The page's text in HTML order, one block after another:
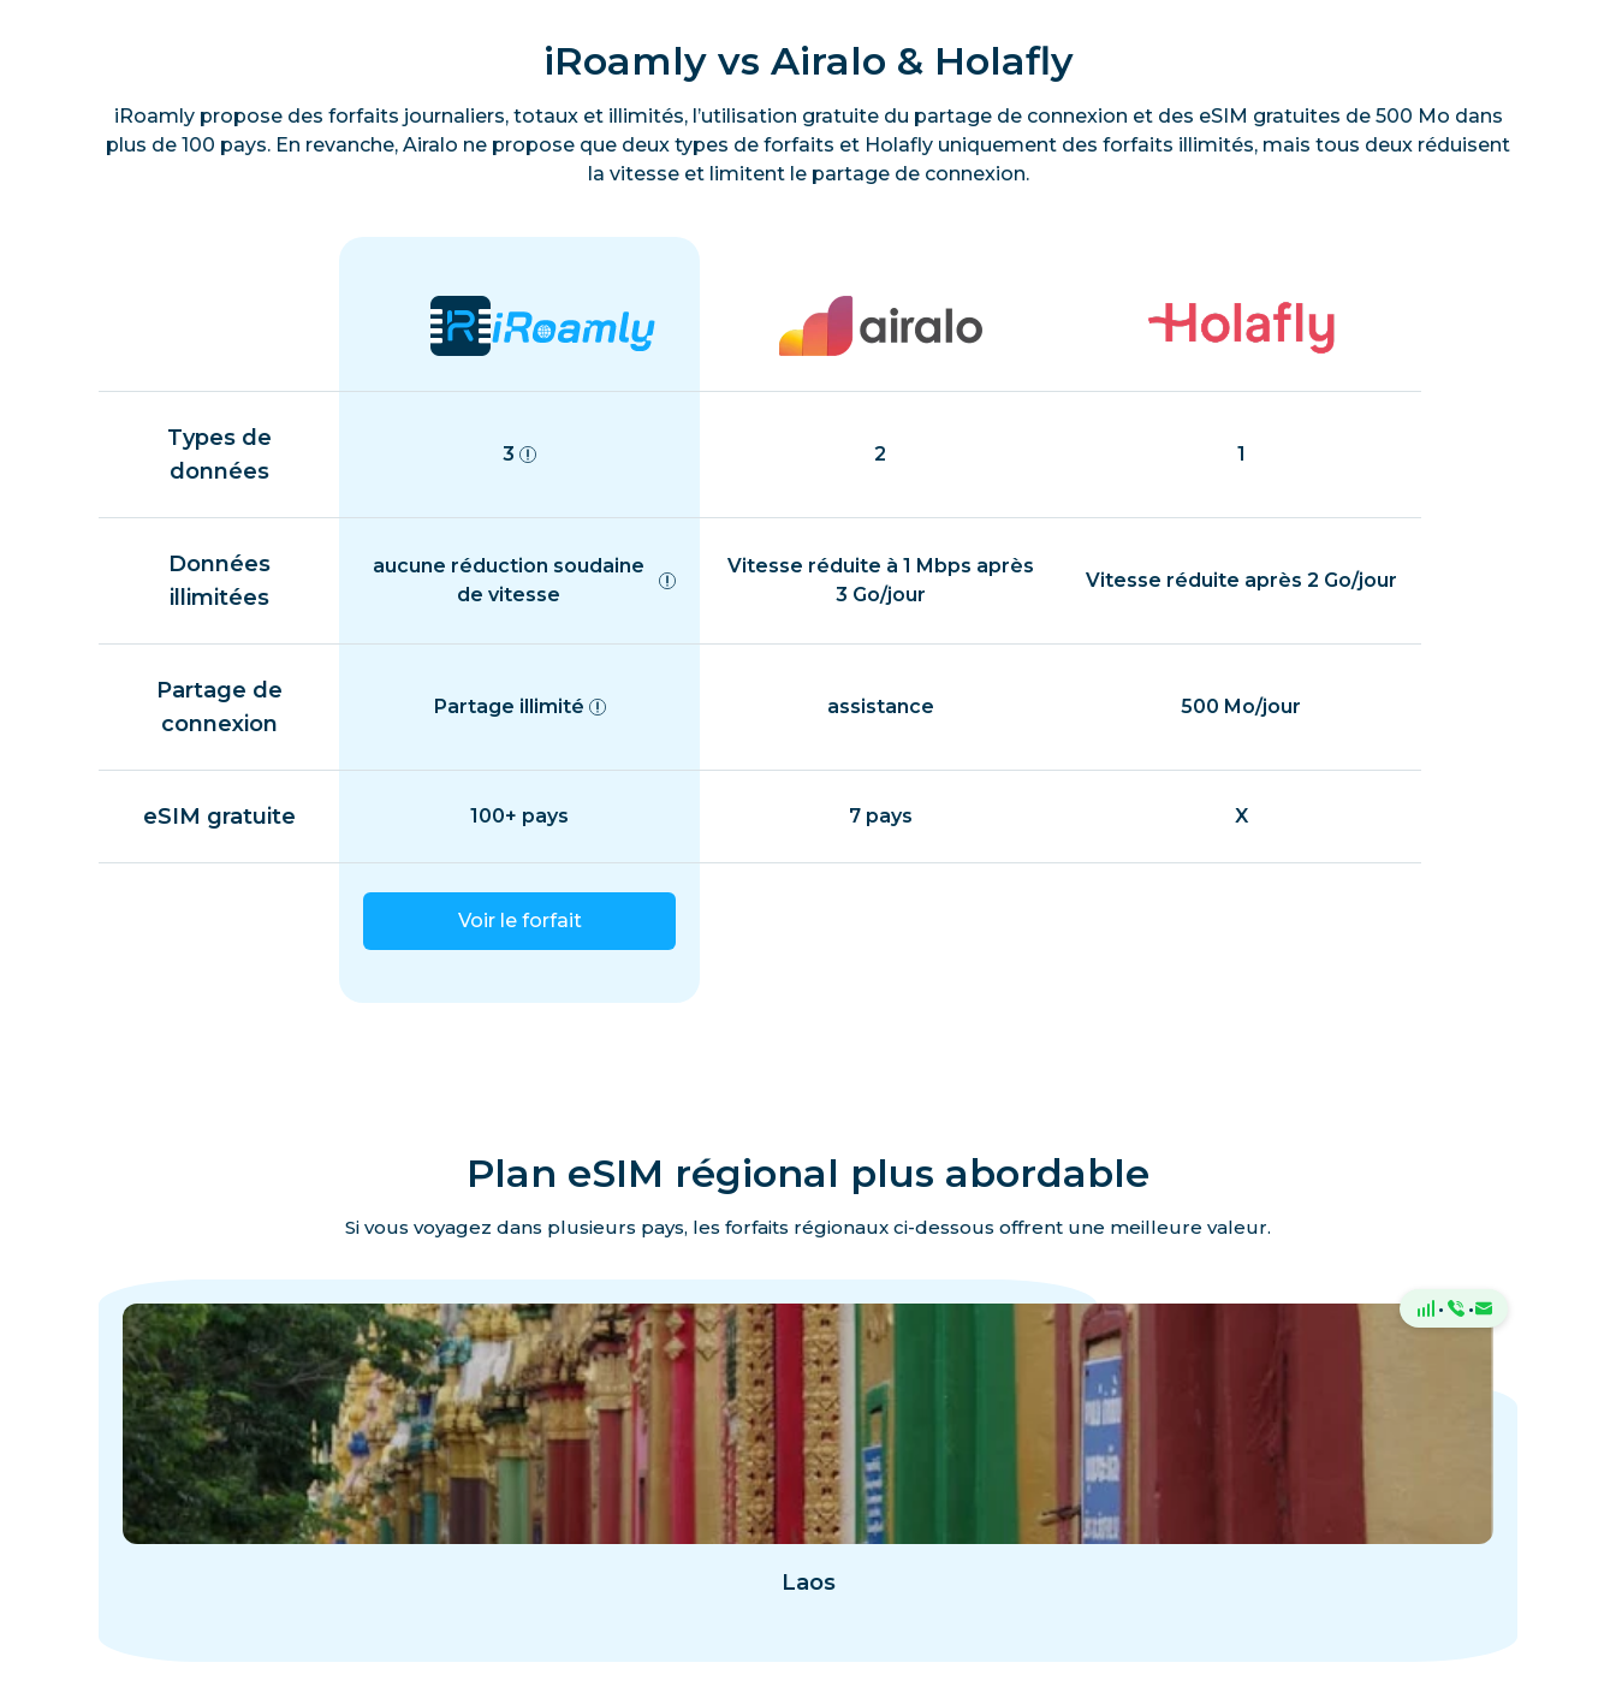
iRoamly vs Airalo & Holafly
iRoamly propose des forfaits journaliers, totaux et illimités, l’utilisation gratuite du partage de connexion et des eSIM gratuites de 500 Mo dans
plus de 100 pays. En revanche, Airalo ne propose que deux types de forfaits et Holafly uniquement des forfaits illimités, mais tous deux réduisent
la vitesse et limitent le partage de connexion.
Types de
données
3 2 1
Données
illimitées
aucune réduction soudaine
de vitesse
Vitesse réduite à 1 Mbps après
3 Go/jour
Vitesse réduite après 2 Go/jour
Partage de
connexion
Partage illimité assistance 500 Mo/jour
eSIM gratuite 100+ pays 7 pays X
Voir le forfait
Plan eSIM régional plus abordable
Si vous voyagez dans plusieurs pays, les forfaits régionaux ci-dessous offrent une meilleure valeur.
· ·
Laos